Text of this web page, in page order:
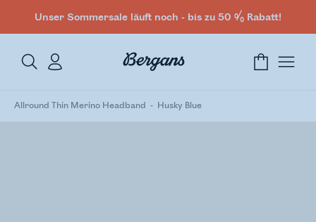
Unser Sommersale läuft noch - bis zu 50 % Rabatt!
Allround Thin Merino Headband Husky Blue